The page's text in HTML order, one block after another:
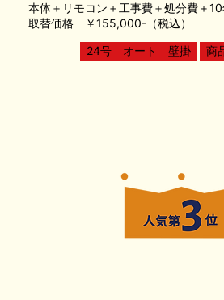
本体＋リモコン＋工事費＋処分費＋
取替価格 ￥155,000-（税込）
24号 オート 壁掛
商